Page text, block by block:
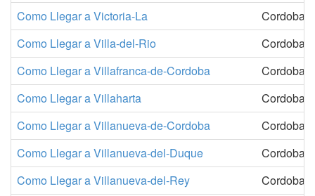
Como Llegar a Victoria-La
Cordoba
Como Llegar a Villa-del-Rio
Cordoba
Como Llegar a Villafranca-de-Cordoba
Cordoba
Como Llegar a Villaharta
Cordoba
Como Llegar a Villanueva-de-Cordoba
Cordoba
Como Llegar a Villanueva-del-Duque
Cordoba
Como Llegar a Villanueva-del-Rey
Cordoba